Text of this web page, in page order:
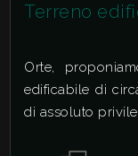
Terreno
Orte,
edificabile di
di assoluto